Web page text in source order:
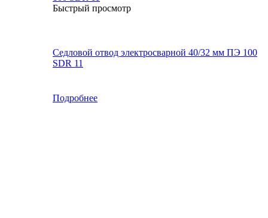
Быстрый просмотр
Седловой отвод электросварной 40/32 мм ПЭ 100
SDR 11
Подробнее